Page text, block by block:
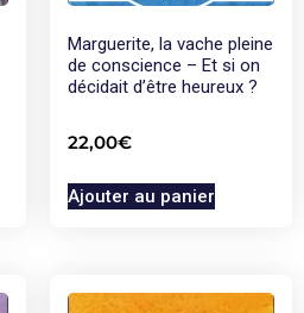
Marguerite, la vache pleine
de conscience – Et si on
décidait d’être heureux ?
22,00€
Ajouter au panier